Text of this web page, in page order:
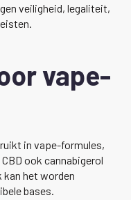
veiligheid, legaliteit,
vape-
in vape-formules,
ook cannabigerol
het worden
bases.